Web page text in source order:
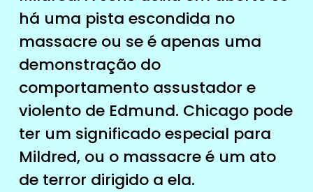
há uma pista escondida no
massacre ou se é apenas uma
demonstração do
comportamento assustador e
violento de Edmund. Chicago pode
ter um significado especial para
Mildred, ou o massacre é um ato
de terror dirigido a ela.